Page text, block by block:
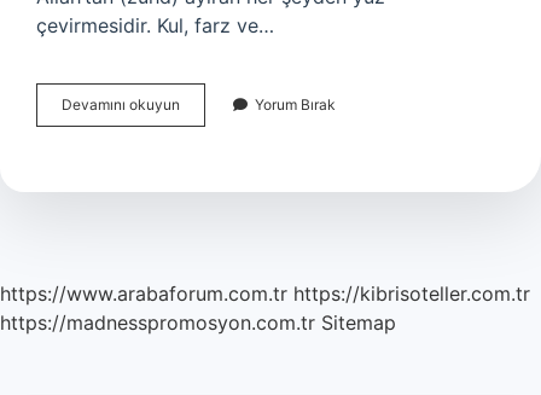
çevirmesidir. Kul, farz ve…
Devamını okuyun
Ne
Yorum Bırak
https://www.arabaforum.com.tr https://kibrisoteller.com.tr
https://madnesspromosyon.com.tr Sitemap